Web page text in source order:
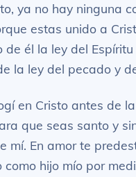
ya no hay ninguna
estas unido a
de él la ley del
la ley del pecado y
en Cristo antes de
que seas santo y
mí. En amor te
hijo mío por